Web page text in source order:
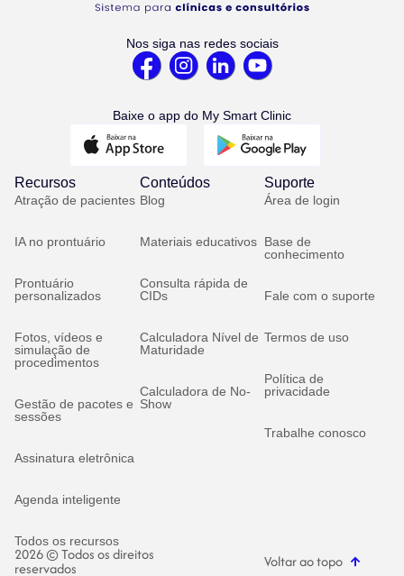
Nos siga nas redes sociais
Baixe o app do My Smart Clinic
Recursos
Atração de pacientes
IA no prontuário
Prontuário
personalizados
Fotos, vídeos e
simulação de
procedimentos
Gestão de pacotes e
sessões
Assinatura eletrônica
Agenda inteligente
Todos os recursos
Conteúdos
Blog
Materiais educativos
Consulta rápida de
CIDs
Calculadora Nível de
Maturidade
Calculadora de No-
Show
Suporte
Área de login
Base de
conhecimento
Fale com o suporte
Termos de uso
Política de
privacidade
Trabalhe conosco
2026 © Todos os direitos
reservados Voltar ao topo